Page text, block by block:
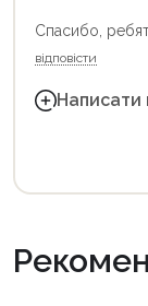
Спасибо,
відповісти
Написати